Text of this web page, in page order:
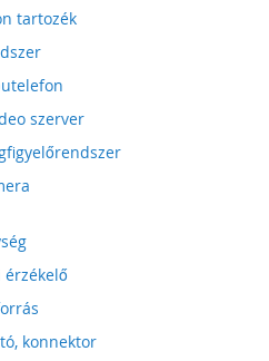
tartozék
szerver
konnektor